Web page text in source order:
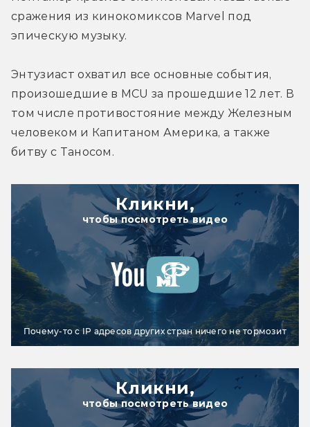
сражения из кинокомиксов Marvel под
эпическую музыку.
Энтузиаст охватил все основные события,
произошедшие в MCU за прошедшие 12 лет. В
том числе противостояние между Железным
человеком и Капитаном Америка, а также
битву с Таносом.
Кликни,
чтобы посмотреть видео
Почему-то с IP адресов других стран ничего не тормозит
Кликни,
чтобы посмотреть видео